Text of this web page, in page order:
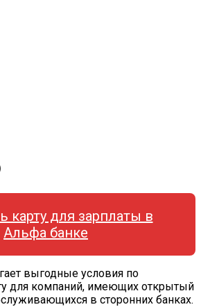
карту для зарплаты в
Альфа банке
выгодные условия по
для компаний, имеющих открытый
в сторонних банках.